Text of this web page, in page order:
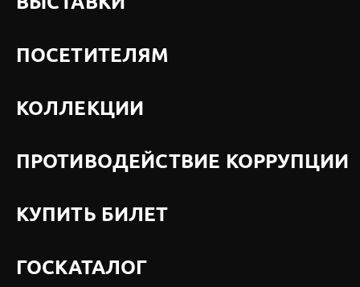
ПОСЕТИТЕЛЯМ
КОЛЛЕКЦИИ
ПРОТИВОДЕЙСТВИЕ КОРРУПЦИИ
КУПИТЬ БИЛЕТ
ГОСКАТАЛОГ